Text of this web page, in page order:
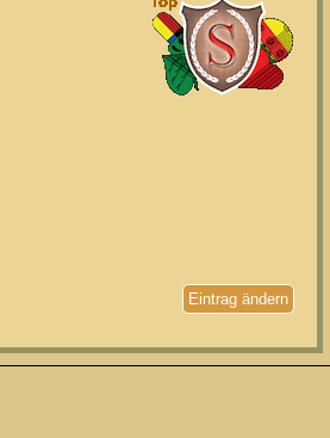
Eintrag ändern